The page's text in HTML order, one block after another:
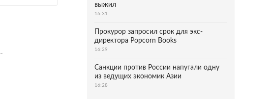
выжил
16:31
Прокурор запросил срок для экс-
директора Popcorn Books
16:29
Санкции против России напугали одну
из ведущих экономик Азии
16:28